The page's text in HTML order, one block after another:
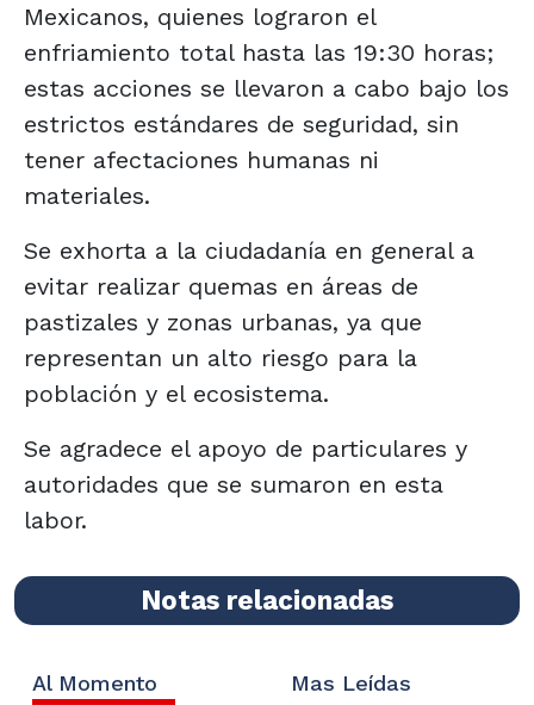
Mexicanos, quienes lograron el
enfriamiento total hasta las 19:30 horas;
estas acciones se llevaron a cabo bajo los
estrictos estándares de seguridad, sin
tener afectaciones humanas ni
materiales.
Se exhorta a la ciudadanía en general a
evitar realizar quemas en áreas de
pastizales y zonas urbanas, ya que
representan un alto riesgo para la
población y el ecosistema.
Se agradece el apoyo de particulares y
autoridades que se sumaron en esta
labor.
Notas relacionadas
Al Momento Mas Leídas